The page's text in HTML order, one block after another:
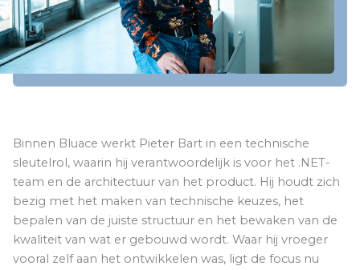
Binnen Bluace werkt Pieter Bart in een technische
sleutelrol, waarin hij verantwoordelijk is voor het .NET-
team en de architectuur van het product. Hij houdt zich
bezig met het maken van technische keuzes, het
bepalen van de juiste structuur en het bewaken van de
kwaliteit van wat er gebouwd wordt. Waar hij vroeger
vooral zelf aan het ontwikkelen was, ligt de focus nu